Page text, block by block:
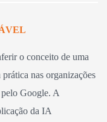
o conceito de uma
nas organizações
Google. A
da IA